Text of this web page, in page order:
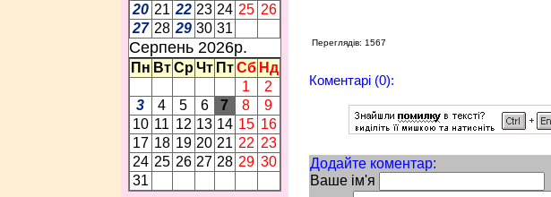
20 21 22 23 24 25 26
27 28 29 30 31
Серпень 2026p.
Пн Вт Ср Чт Пт Сб Нд
1
2
3
4 5 6 7 8
9
10 11 12 13 14 15 16
17 18 19 20 21 22 23
24 25 26 27 28 29 30
31
Переглядів: 1567
Коментарі (0):
Додайте коментар:
Ваше ім'я